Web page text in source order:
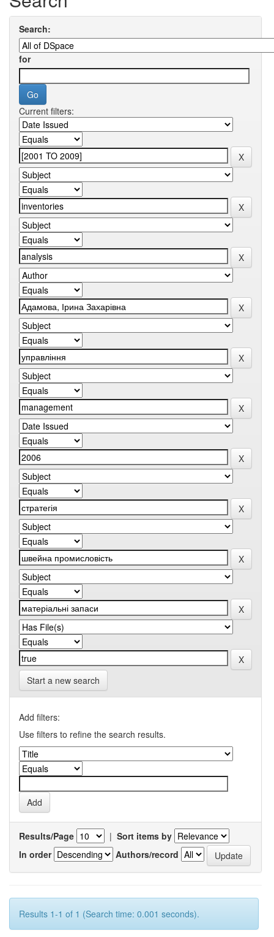
Search:
for
Current filters:
Start a new search
Add filters:
Use filters to refine the search results.
Results/Page | Sort items by
In order
Authors/record
Results 1-1 of 1 (Search time: 0.001 seconds).